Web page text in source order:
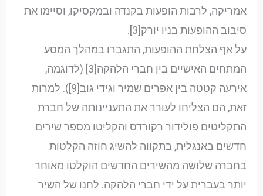
אמריקה, לרבות הופעות בקנדה ובמקסיקו, וסיימו את
סיבוב ההופעות בניו יורק[3].
על אף הצלחת ההופעות, התגברו במהלך המסע
המתחים האישיים בין חברי הלהקה[3] (לדוגמה,
אירעה קטטה בין אפרים שמיר וגידי גוב[9]). למרות
זאת, הם הצליחו לעורר את התעניינותה של חברת
התקליטים פולידור רקורדס והקליטו מספר שירים
חדשים באנגלית, בתקווה להשיג חוזה הקלטות
בחברה שלושה מהשירים החדשים הוקלטו מאוחר
יותר בעברית על ידי חברי הלהקה. לחנו של השיר